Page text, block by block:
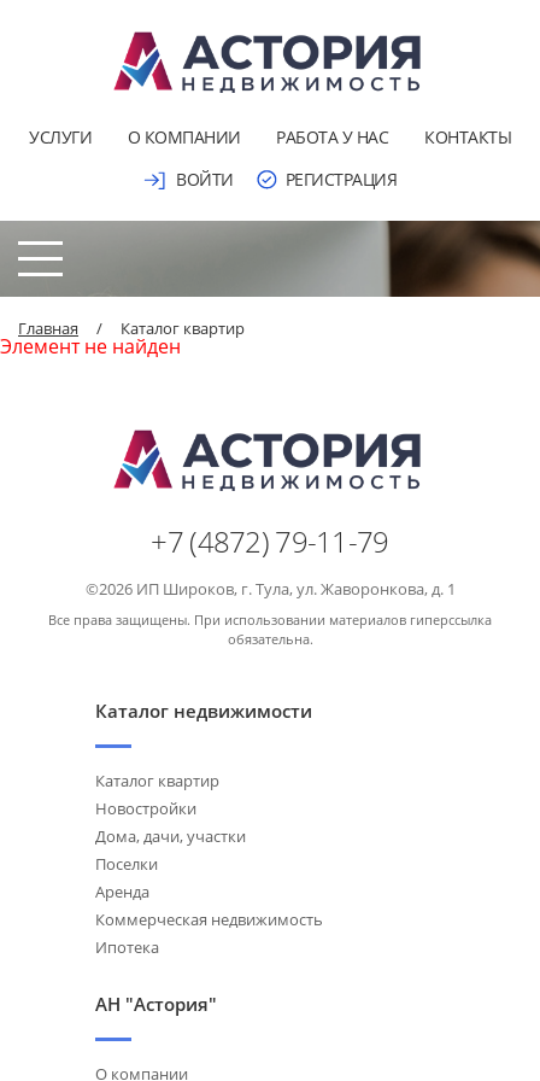
УСЛУГИ О КОМПАНИИ РАБОТА У НАС
КОНТАКТЫ
ВОЙТИ
РЕГИСТРАЦИЯ
Главная / Каталог квартир
Элемент не найден
+7 (4872) 79-11-79
©2026 ИП Широков, г. Тула, ул. Жаворонкова, д. 1
Все права защищены. При использовании материалов гиперссылка
обязательна.
Каталог недвижимости
Каталог квартир
Новостройки
Дома, дачи, участки
Поселки
Аренда
Коммерческая недвижимость
Ипотека
АН "Астория"
О компании